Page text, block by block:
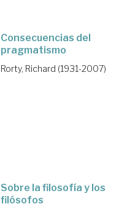
Consecuencias del
pragmatismo
Rorty, Richard (1931-2007)
Sobre la filosofía y los
filósofos